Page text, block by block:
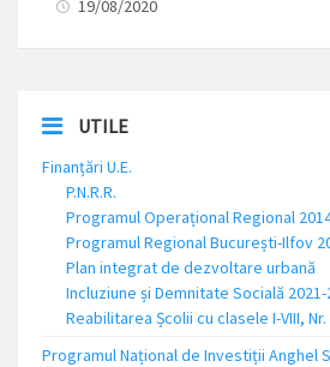
19/08/2020
UTILE
Finanțări U.E.
P.N.R.R.
Programul Operațional Regional
Programul Regional București-Ilfov
Plan integrat de dezvoltare urbană
Incluziune și Demnitate Socială 2021-
Reabilitarea Școlii cu clasele I-VIII, Nr.
Programul Național de Investiții Anghel